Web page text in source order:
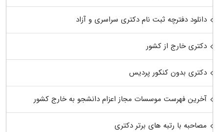
دانلود دفترچه ثبت نام دکتری سراسری و آزاد
دکتری خارج از کشور
دکتری بدون کنکور پردیس
آخرین فهرست موسسات مجاز اعزام دانشجو به خارج کشور
مصاحبه با رتبه های برتر دکتری